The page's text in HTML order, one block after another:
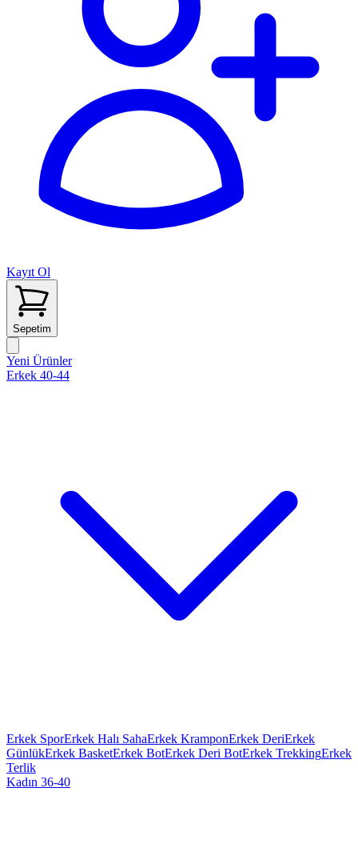
Kayıt Ol
Sepetim
Yeni Ürünler
Erkek 40-44
Erkek SporErkek Halı SahaErkek KramponErkek DeriErkek
GünlükErkek BasketErkek BotErkek Deri BotErkek TrekkingErkek
Terlik
Kadın 36-40